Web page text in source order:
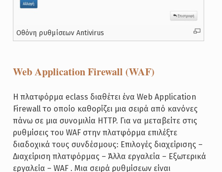
Οθόνη ρυθμίσεων Antivirus
Web Application Firewall (WAF)
Η πλατφόρμα eclass διαθέτει ένα Web Application
Firewall το οποίο καθορίζει μια σειρά από κανόνες
πάνω σε μια συνομιλία HTTP. Για να μεταβείτε στις
ρυθμίσεις του WAF στην πλατφόρμα επιλέξτε
διαδοχικά τους συνδέσμους: Επιλογές διαχείρισης –
Διαχείριση πλατφόρμας – Άλλα εργαλεία – Εξωτερικά
εργαλεία – WAF . Μια σειρά ρυθμίσεων είναι